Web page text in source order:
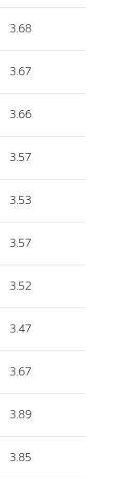
3.68
3.67
3.66
3.57
3.53
3.57
3.52
3.47
3.67
3.89
3.85